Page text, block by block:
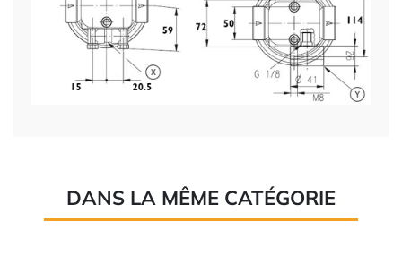
DANS LA MÊME CATÉGORIE